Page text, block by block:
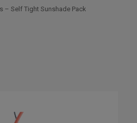
– Self Tight Sunshade Pack